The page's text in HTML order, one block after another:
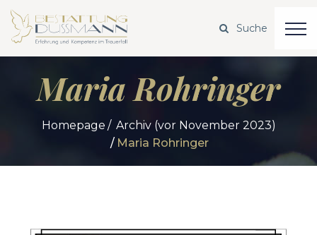
Maria Rohringer
Homepage
Archiv (vor November 2023)
Maria Rohringer